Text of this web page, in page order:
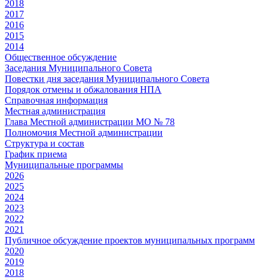
2018
2017
2016
2015
2014
Общественное обсуждение
Заседания Муниципального Совета
Повестки дня заседания Муниципального Совета
Порядок отмены и обжалования НПА
Справочная информация
Местная администрация
Глава Местной администрации МО № 78
Полномочия Местной администрации
Cтруктура и состав
График приема
Муниципальные программы
2026
2025
2024
2023
2022
2021
Публичное обсуждение проектов муниципальных программ
2020
2019
2018